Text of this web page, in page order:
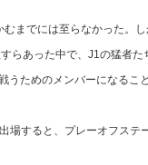
までには至らなかった。し
らあった中で、J1の猛者た
うためのメンバーになること
場すると、プレーオフステ